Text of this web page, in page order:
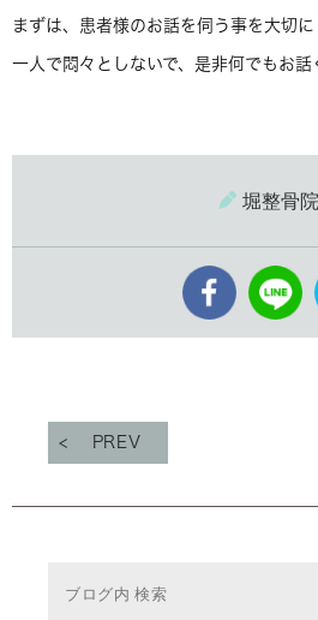
まずは、患者様のお話を伺う事を大切に
一人で悶々としないで、是非何でもお話
堀整骨院
PREV